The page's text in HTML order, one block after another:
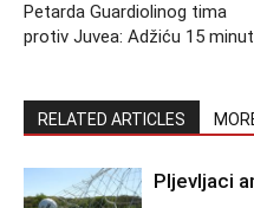
Petarda Guardiolinog tima
protiv Juvea: Adžiću 15
RELATED ARTICLES
Pljevljaci